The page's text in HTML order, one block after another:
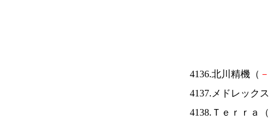
4136.北川精機（ －
4137.メドレック
4138.Ｔｅｒｒａ（